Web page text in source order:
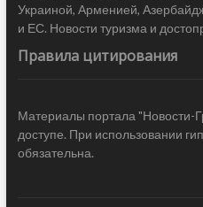
Украиной, Арменией,
и ЕС. Новости туризма и
Правила цитирования
Материалы портала "Новости-
доступе. При использовании
обязательна.